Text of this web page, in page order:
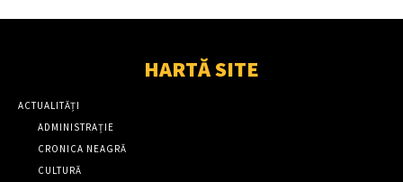
HARTĂ SITE
ACTUALITĂȚI
ADMINISTRAȚIE
CRONICA NEAGRĂ
CULTURĂ